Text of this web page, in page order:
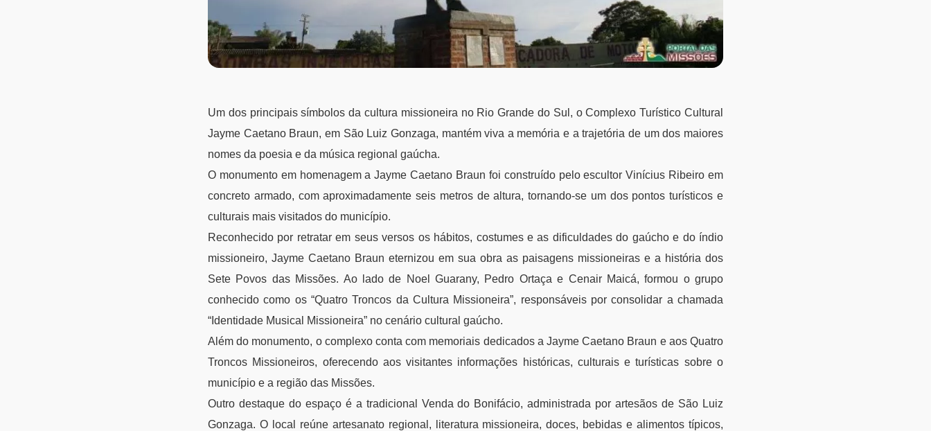
Um dos principais símbolos da cultura missioneira no Rio Grande do Sul, o Complexo Turístico Cultural
Jayme Caetano Braun, em São Luiz Gonzaga, mantém viva a memória e a trajetória de um dos maiores
nomes da poesia e da música regional gaúcha.
O monumento em homenagem a Jayme Caetano Braun foi construído pelo escultor Vinícius Ribeiro em
concreto armado, com aproximadamente seis metros de altura, tornando-se um dos pontos turísticos e
culturais mais visitados do município.
Reconhecido por retratar em seus versos os hábitos, costumes e as dificuldades do gaúcho e do índio
missioneiro, Jayme Caetano Braun eternizou em sua obra as paisagens missioneiras e a história dos
Sete Povos das Missões. Ao lado de Noel Guarany, Pedro Ortaça e Cenair Maicá, formou o grupo
conhecido como os “Quatro Troncos da Cultura Missioneira”, responsáveis por consolidar a chamada
“Identidade Musical Missioneira” no cenário cultural gaúcho.
Além do monumento, o complexo conta com memoriais dedicados a Jayme Caetano Braun e aos Quatro
Troncos Missioneiros, oferecendo aos visitantes informações históricas, culturais e turísticas sobre o
município e a região das Missões.
Outro destaque do espaço é a tradicional Venda do Bonifácio, administrada por artesãos de São Luiz
Gonzaga. O local reúne artesanato regional, literatura missioneira, doces, bebidas e alimentos típicos,